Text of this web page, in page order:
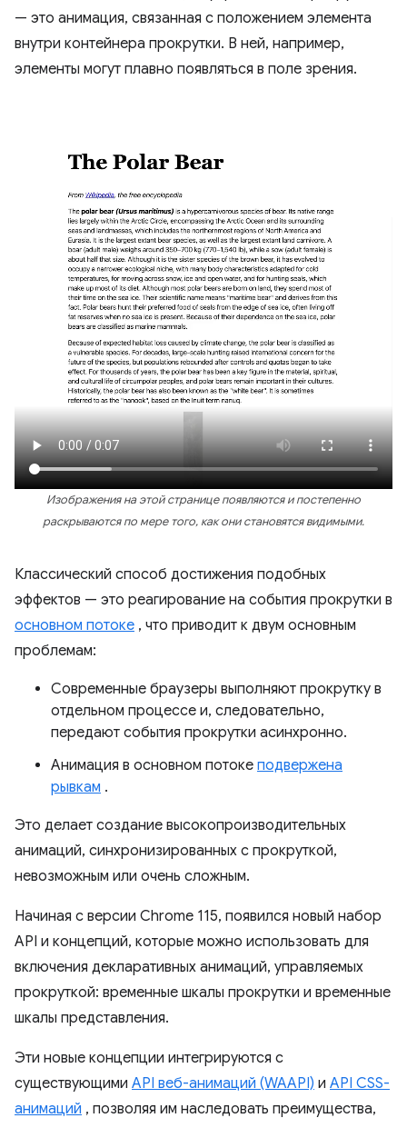
— это анимация, связанная с положением элемента
внутри контейнера прокрутки. В ней, например,
элементы могут плавно появляться в поле зрения.
Изображения на этой странице появляются и постепенно
раскрываются по мере того, как они становятся видимыми.
Классический способ достижения подобных
эффектов — это реагирование на события прокрутки в
основном потоке , что приводит к двум основным
проблемам:
Современные браузеры выполняют прокрутку в
отдельном процессе и, следовательно,
передают события прокрутки асинхронно.
Анимация в основном потоке подвержена
рывкам .
Это делает создание высокопроизводительных
анимаций, синхронизированных с прокруткой,
невозможным или очень сложным.
Начиная с версии Chrome 115, появился новый набор
API и концепций, которые можно использовать для
включения декларативных анимаций, управляемых
прокруткой: временные шкалы прокрутки и временные
шкалы представления.
Эти новые концепции интегрируются с
существующими API веб-анимаций (WAAPI) и API CSS-
анимаций , позволяя им наследовать преимущества,